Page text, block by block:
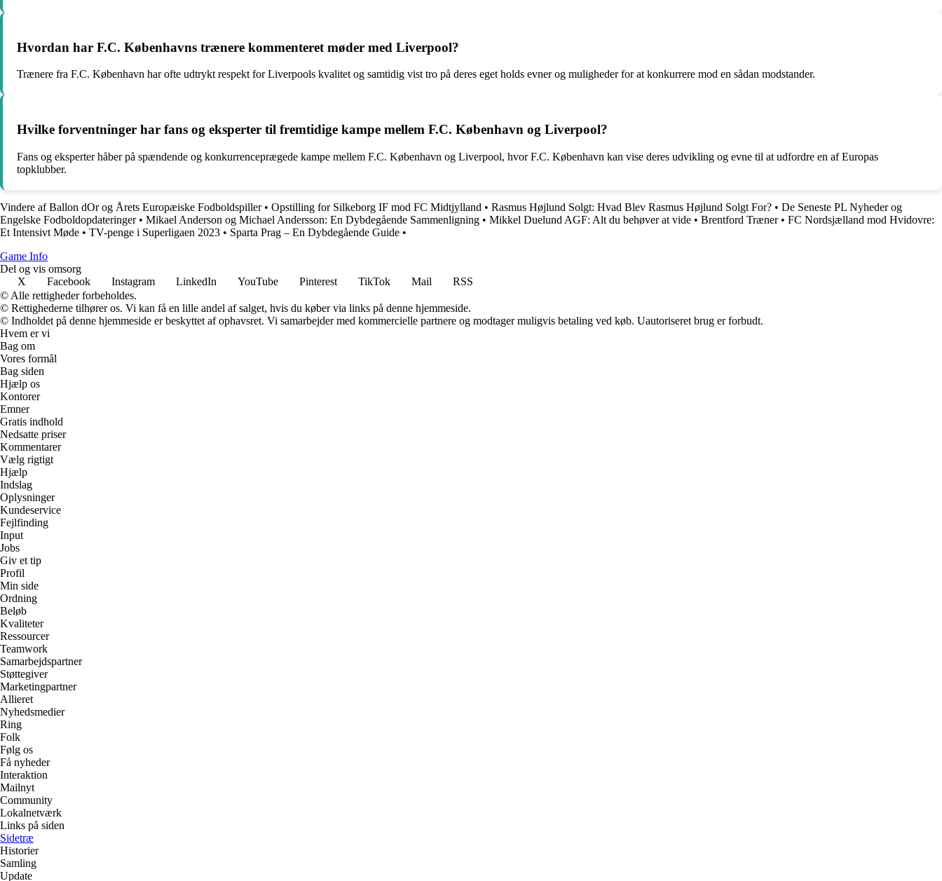
Hvordan har F.C. Københavns trænere kommenteret møder med Liverpool?
Trænere fra F.C. København har ofte udtrykt respekt for Liverpools kvalitet og samtidig vist tro på deres eget holds evner og muligheder for at konkurrere mod en sådan modstander.
Hvilke forventninger har fans og eksperter til fremtidige kampe mellem F.C. København og Liverpool?
Fans og eksperter håber på spændende og konkurrenceprægede kampe mellem F.C. København og Liverpool, hvor F.C. København kan vise deres udvikling og evne til at udfordre en af Europas
topklubber.
Vindere af Ballon dOr og Årets Europæiske Fodboldspiller• Opstilling for Silkeborg IF mod FC Midtjylland • Rasmus Højlund Solgt: Hvad Blev Rasmus Højlund Solgt For? • De Seneste PL Nyheder og
Engelske Fodboldopdateringer• Mikael Anderson og Michael Andersson: En Dybdegående Sammenligning • Mikkel Duelund AGF: Alt du behøver at vide • Brentford Træner• FC Nordsjælland mod Hvidovre:
Et Intensivt Møde • TV-penge i Superligaen 2023 • Sparta Prag – En Dybdegående Guide •
Game Info
Del og vis omsorg
X
Facebook Instagram LinkedIn YouTube Pinterest TikTok Mail
RSS
© Alle rettigheder forbeholdes.
© Rettighederne tilhører os. Vi kan få en lille andel af salget, hvis du køber via links på denne hjemmeside.
© Indholdet på denne hjemmeside er beskyttet af ophavsret. Vi samarbejder med kommercielle partnere og modtager muligvis betaling ved køb. Uautoriseret brug er forbudt.
Hvem er vi
Bag om
Vores formål
Bag siden
Hjælp os
Kontorer
Emner
Gratis indhold
Nedsatte priser
Kommentarer
Vælg rigtigt
Hjælp
Indslag
Oplysninger
Kundeservice
Fejlfinding
Input
Jobs
Giv et tip
Profil
Min side
Ordning
Beløb
Kvaliteter
Ressourcer
Teamwork
Samarbejdspartner
Støttegiver
Marketingpartner
Allieret
Nyhedsmedier
Ring
Folk
Følg os
Få nyheder
Interaktion
Mailnyt
Community
Lokalnetværk
Links på siden
Sidetræ
Historier
Samling
Update